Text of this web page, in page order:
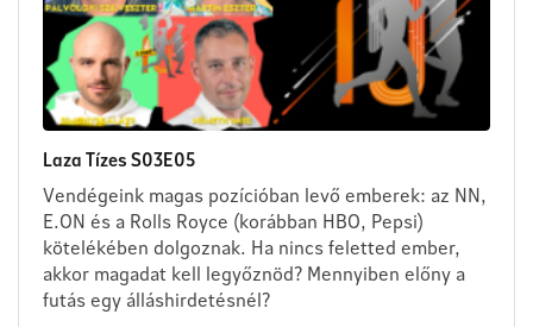
Laza Tízes S03E05
Vendégeink magas pozícióban levő emberek: az NN,
E.ON és a Rolls Royce (korábban HBO, Pepsi)
kötelékében dolgoznak. Ha nincs feletted ember,
akkor magadat kell legyőznöd? Mennyiben előny a
futás egy álláshirdetésnél?